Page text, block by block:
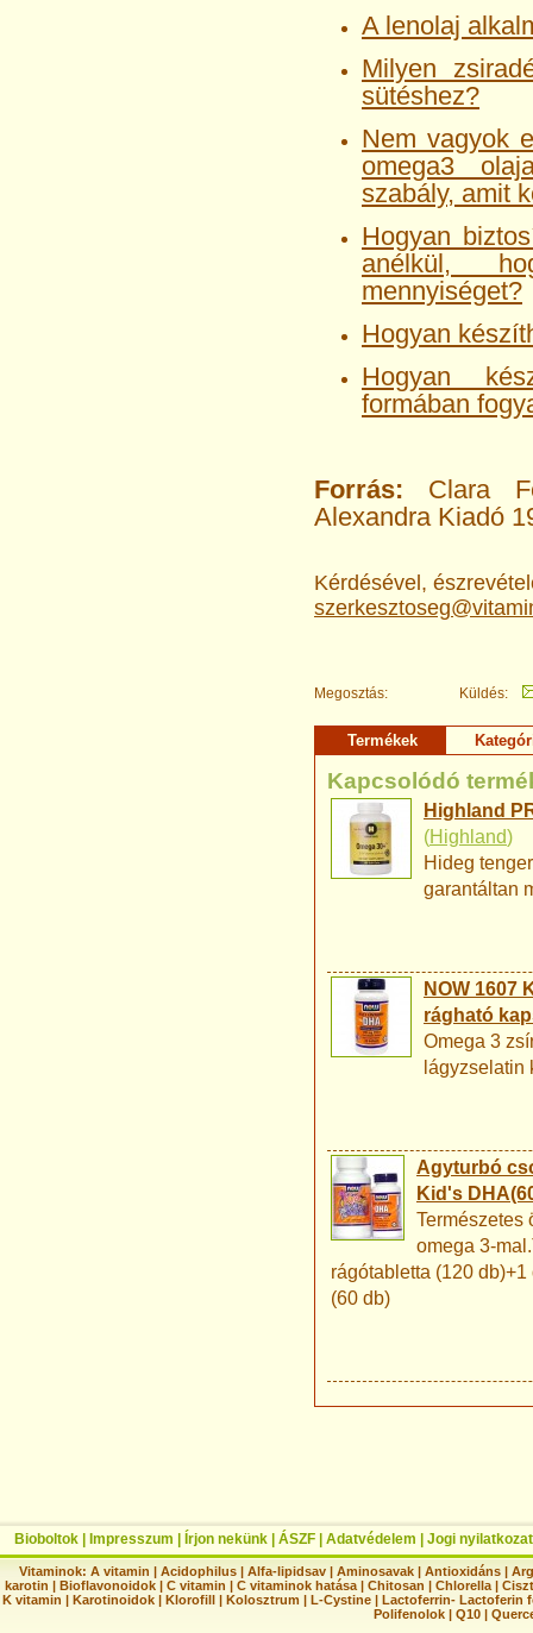
A lenolaj
Milyen
sütéshez?
Nem vagyok
omega3
szabály, amit
Hogyan
anélkül,
mennyiséget?
Hogyan
Hogyan
formában
Forrás: Clara
Alexandra Kiadó
Kérdésével,
Megosztás: Küldés:
Termékek
Kapcsolódó
Highland
(Highland)
Hideg
garantáltan
NOW 1607
rágható
Omega 3
lágyzselatin
Agyturbó
Kid's
Természetes
omega 3-
rágótabletta (120
(60 db)
Bioboltok Impresszum Írjon nekünk ÁSZF Adatvédelem Jogi nyilatkozat
Vitaminok: A vitamin |Acidophilus |Alfa-lipidsav |Aminosavak |Antioxidáns |
karotin | Bioflavonoidok | C vitamin | C vitaminok hatása | Chitosan | Chlorella |
K vitamin | Karotinoidok | Klorofill | Kolosztrum | L-Cystine | Lactoferrin- Lactoferin
Polifenolok |Q10 |